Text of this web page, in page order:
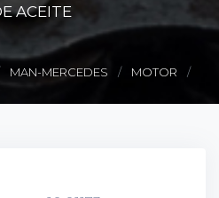
ACEITE
MAN-MERCEDES
MOTOR